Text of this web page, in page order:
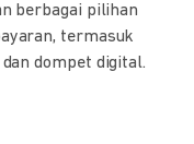
berbagai pilihan
termasuk
dompet digital.